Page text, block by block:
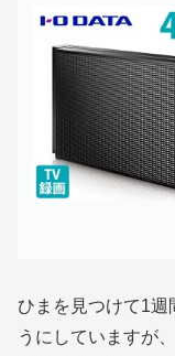
ひまを見つけて1週
うにしていますが、